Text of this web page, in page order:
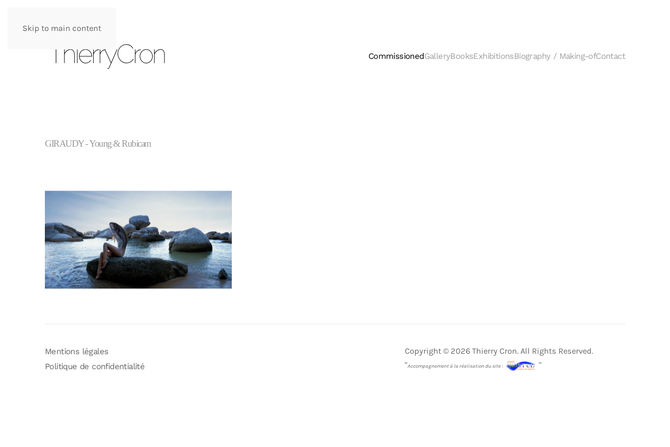
Skip to main content
CommissionedGalleryBooksExhibitionsBiography / Making-ofContact
GIRAUDY - Young & Rubicam
Mentions légales
Politique de confidentialité
Copyright © 2026 Thierry Cron. All Rights Reserved.
"Accompagnement à la réalisation du site : "